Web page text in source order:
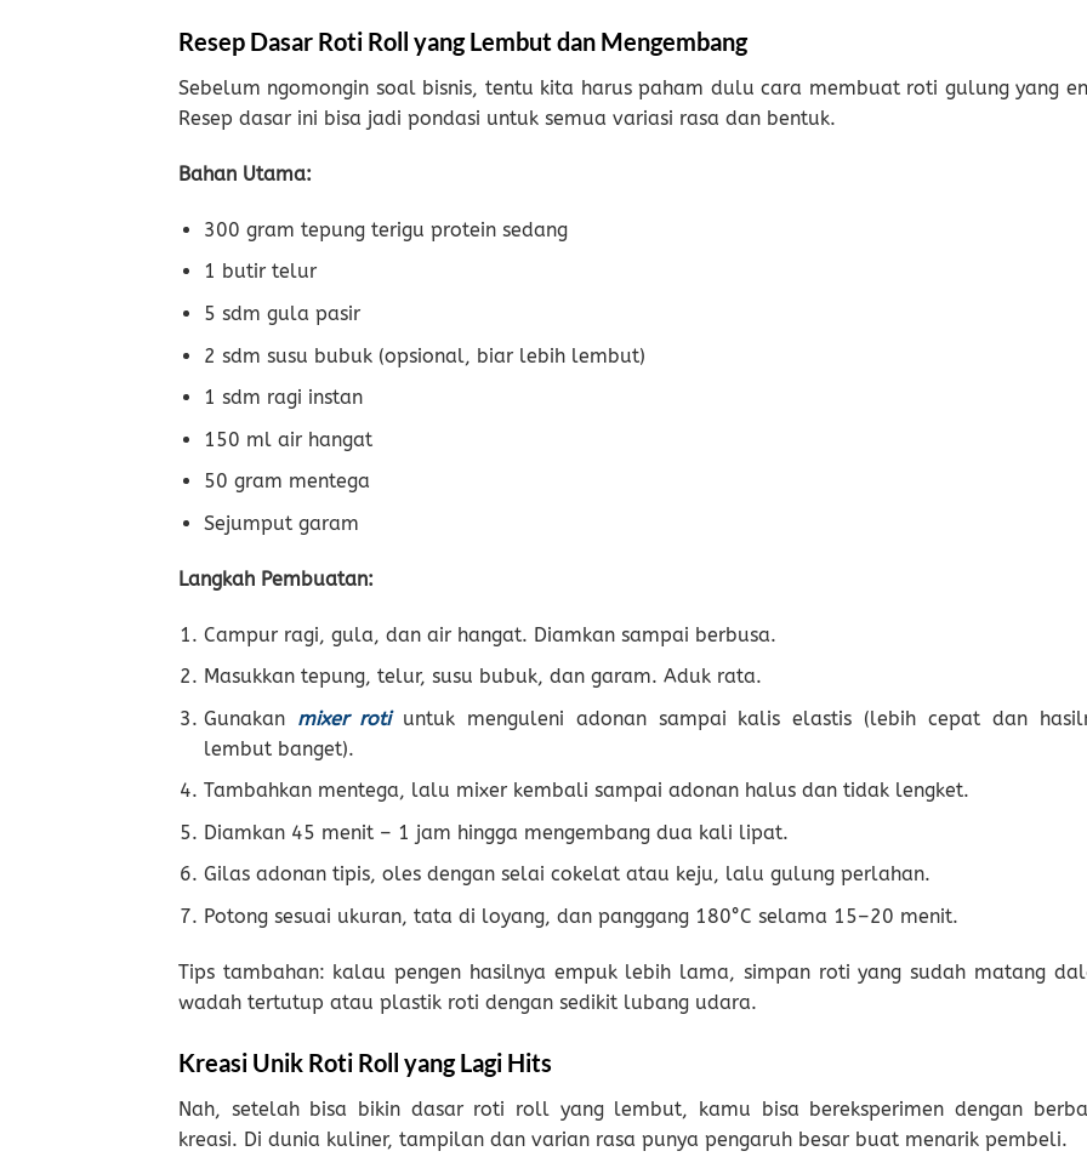
Resep Dasar Roti Roll yang Lembut dan Mengembang
Sebelum ngomongin soal bisnis, tentu kita harus paham dulu cara membuat roti gulung yang
Resep dasar ini bisa jadi pondasi untuk semua variasi rasa dan bentuk.
Bahan Utama:
300 gram tepung terigu protein sedang
1 butir telur
5 sdm gula pasir
2 sdm susu bubuk (opsional, biar lebih lembut)
1 sdm ragi instan
150 ml air hangat
50 gram mentega
Sejumput garam
Langkah Pembuatan:
Campur ragi, gula, dan air hangat. Diamkan sampai berbusa.
Masukkan tepung, telur, susu bubuk, dan garam. Aduk rata.
Gunakan mixer rotiuntuk menguleni adonan sampai kalis elastis (lebih cepat dan
lembut banget).
Tambahkan mentega, lalu mixer kembali sampai adonan halus dan tidak lengket.
Diamkan 45 menit – 1 jam hingga mengembang dua kali lipat.
Gilas adonan tipis, oles dengan selai cokelat atau keju, lalu gulung perlahan.
Potong sesuai ukuran, tata di loyang, dan panggang 180°C selama 15–20 menit.
Tips tambahan: kalau pengen hasilnya empuk lebih lama, simpan roti yang sudah matang
wadah tertutup atau plastik roti dengan sedikit lubang udara.
Kreasi Unik Roti Roll yang Lagi Hits
Nah, setelah bisa bikin dasar roti roll yang lembut, kamu bisa bereksperimen dengan
kreasi. Di dunia kuliner, tampilan dan varian rasa punya pengaruh besar buat menarik pembeli.